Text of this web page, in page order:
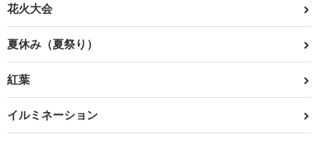
花火大会
夏休み（夏祭り）
紅葉
イルミネーション